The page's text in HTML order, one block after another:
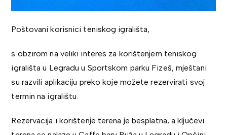
Poštovani korisnici teniskog igrališta,
s obzirom na veliki interes za korištenjem teniskog
igrališta u Legradu u Sportskom parku Fizeš, mještani
su razvili aplikaciju preko koje možete rezervirati svoj
termin na igralištu.
Rezervacija i korištenje terena je besplatna, a ključevi